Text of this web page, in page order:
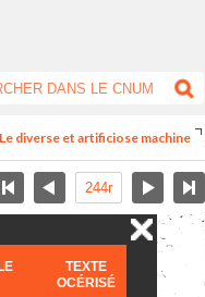
diverse et artificiose machine
TEXTE
OCÉRISÉ